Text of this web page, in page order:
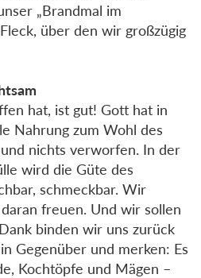
„Brandmal im
über den wir großzügig
hat, ist gut! Gott hat in
Nahrung zum Wohl des
nichts verworfen. In der
wird die Güte des
schmeckbar. Wir
freuen. Und wir sollen
binden wir uns zurück
Gegenüber und merken: Es
Kochtöpfe und Mägen –